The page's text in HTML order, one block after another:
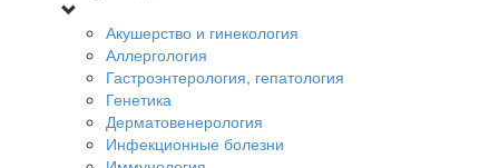
Акушерство и гинекология
Аллергология
Гастроэнтерология, гепатология
Генетика
Дерматовенерология
Инфекционные болезни